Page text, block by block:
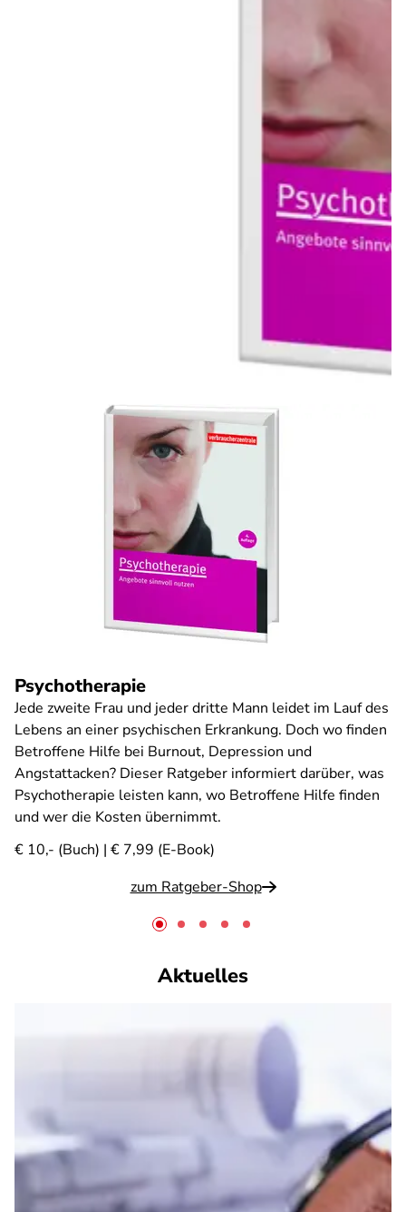
Psychotherapie
Jede zweite Frau und jeder dritte Mann leidet im Lauf des
Lebens an einer psychischen Erkrankung. Doch wo finden
Betroffene Hilfe bei Burnout, Depression und
Angstattacken? Dieser Ratgeber informiert darüber, was
Psychotherapie leisten kann, wo Betroffene Hilfe finden
und wer die Kosten übernimmt.
€ 10,- (Buch) | € 7,99 (E-Book)
zum Ratgeber-Shop
Aktuelles